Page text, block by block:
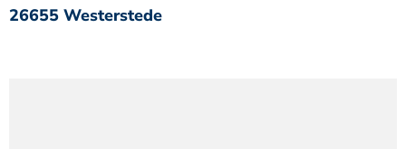
26655 Westerstede